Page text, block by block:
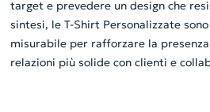
target e prevedere un design che
sintesi, le T-Shirt Personalizzate
misurabile per rafforzare la
relazioni più solide con clienti e